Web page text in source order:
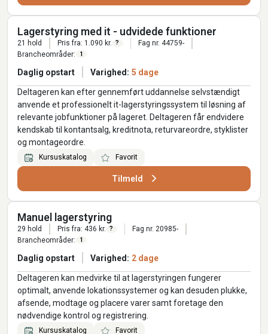
Lagerstyring med it - udvidede funktioner
21 hold Pris fra: 1.090 kr. ?
Fag nr. 44759-
Brancheområder:
1
Daglig opstart Varighed: 5 dage
Deltageren kan efter gennemført uddannelse selvstændigt
anvende et professionelt it-lagerstyringssystem til løsning af
relevante jobfunktioner på lageret. Deltageren får endvidere
kendskab til kontantsalg, kreditnota, returvareordre, styklister
og montageordre.
Kursuskatalog Favorit
Tilmeld
Manuel lagerstyring
29 hold Pris fra: 436 kr. ?
Fag nr. 20985-
Brancheområder:
1
Daglig opstart Varighed: 2 dage
Deltageren kan medvirke til at lagerstyringen fungerer
optimalt, anvende lokationssystemer og kan desuden plukke,
afsende, modtage og placere varer samt foretage den
nødvendige kontrol og registrering.
Kursuskatalog Favorit